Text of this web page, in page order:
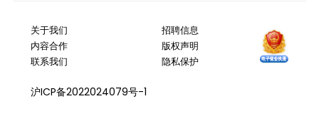
关于我们
内容合作
联系我们
招聘信息
版权声明
隐私保护
沪ICP备2022024079号-1